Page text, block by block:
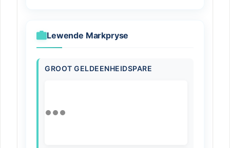
Lewende Markpryse
GROOT GELDEENHEIDSPARE